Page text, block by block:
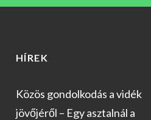
HÍREK
Közös gondolkodás a vidék
jövőjéről – Egy asztalnál a